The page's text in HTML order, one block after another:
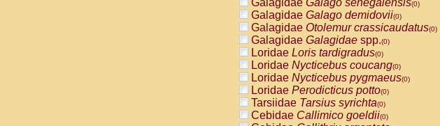
Galagidae Galago senegalensis(0)
Galagidae Galago demidovii(0)
Galagidae Otolemur crassicaudatus(0)
Galagidae Galagidae spp.(0)
Loridae Loris tardigradus(0)
Loridae Nycticebus coucang(0)
Loridae Nycticebus pygmaeus(0)
Loridae Perodicticus potto(0)
Tarsiidae Tarsius syrichta(0)
Cebidae Callimico goeldii(0)